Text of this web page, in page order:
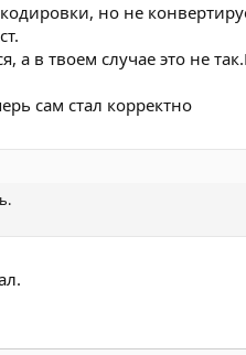
но не
а в твоем случае это не
сам стал корректно